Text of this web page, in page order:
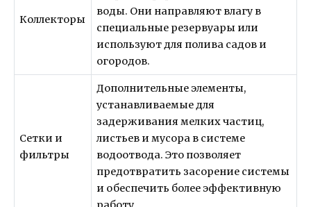
Коллекторы
воды. Они направляют влагу в
специальные резервуары или
используют для полива садов и
огородов.
Сетки и
фильтры
Дополнительные элементы,
устанавливаемые для
задерживания мелких частиц,
листьев и мусора в системе
водоотвода. Это позволяет
предотвратить засорение системы
и обеспечить более эффективную